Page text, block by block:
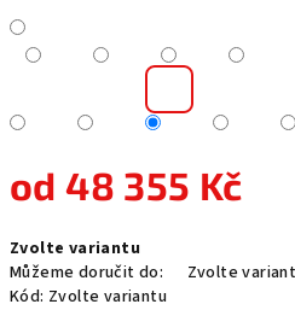
od48 355 Kč
cena:
Zvolte variantu
Můžeme doručit do:
Zvolte
Kód: Zvolte variantu